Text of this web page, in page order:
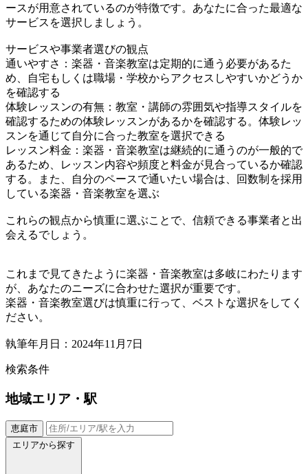
ースが用意されているのが特徴です。あなたに合った最適な
サービスを選択しましょう。
サービスや事業者選びの観点
通いやすさ：楽器・音楽教室は定期的に通う必要があるた
め、自宅もしくは職場・学校からアクセスしやすいかどうか
を確認する
体験レッスンの有無：教室・講師の雰囲気や指導スタイルを
確認するための体験レッスンがあるかを確認する。体験レッ
スンを通じて自分に合った教室を選択できる
レッスン料金：楽器・音楽教室は継続的に通うのが一般的で
あるため、レッスン内容や頻度と料金が見合っているか確認
する。また、自分のペースで通いたい場合は、回数制を採用
している楽器・音楽教室を選ぶ
これらの観点から慎重に選ぶことで、信頼できる事業者と出
会えるでしょう。
これまで見てきたように楽器・音楽教室は多岐にわたります
が、あなたのニーズに合わせた選択が重要です。
楽器・音楽教室選びは慎重に行って、ベストな選択をしてく
ださい。
執筆年月日：2024年11月7日
検索条件
地域エリア・駅
恵庭市
エリアから探す